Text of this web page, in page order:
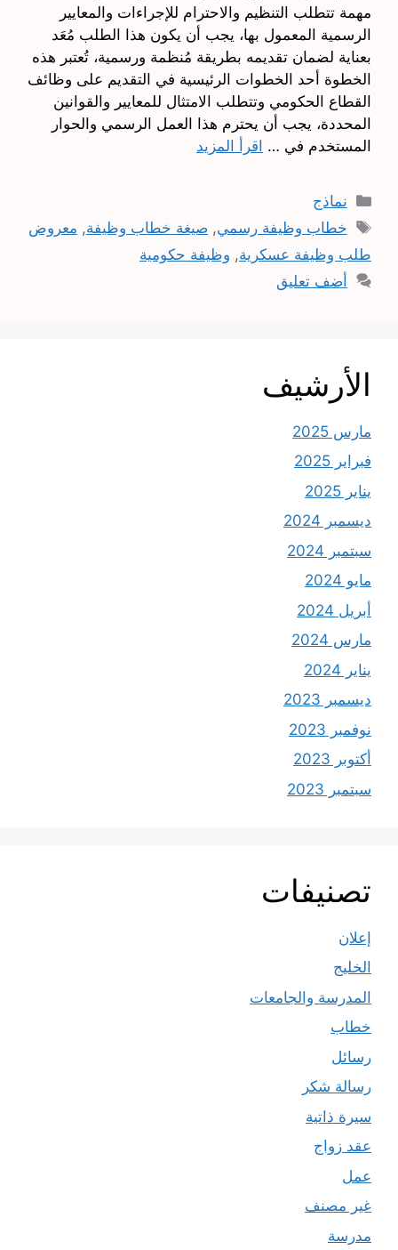
مهمة تتطلب التنظيم والاحترام للإجراءات والمعايير
الرسمية المعمول بها، يجب أن يكون هذا الطلب مُعَد
بعناية لضمان تقديمه بطريقة مُنظمة ورسمية، تُعتبر هذه
الخطوة أحد الخطوات الرئيسية في التقديم على وظائف
القطاع الحكومي وتتطلب الامتثال للمعايير والقوانين
المحددة، يجب أن يحترم هذا العمل الرسمي والحوار
المستخدم في … اقرأ المزيد
التصنيفات
نماذج
الوسوم
خطاب وظيفة رسمي,صيغة خطاب وظيفة, معروض
طلب وظيفة عسكرية, وظيفة حكومية
أضف تعليق
الأرشيف
مارس 2025
فبراير 2025
يناير 2025
ديسمبر 2024
سبتمبر 2024
مايو 2024
أبريل 2024
مارس 2024
يناير 2024
ديسمبر 2023
نوفمبر 2023
أكتوبر 2023
سبتمبر 2023
تصنيفات
إعلان
الخليج
المدرسة والجامعات
خطاب
رسائل
رسالة شكر
سيرة ذاتية
عقد زواج
عمل
غير مصنف
مدرسة